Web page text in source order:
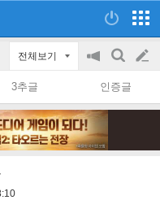
전체보기
공
on/off
검
색
글
쓰
3추글 인증글